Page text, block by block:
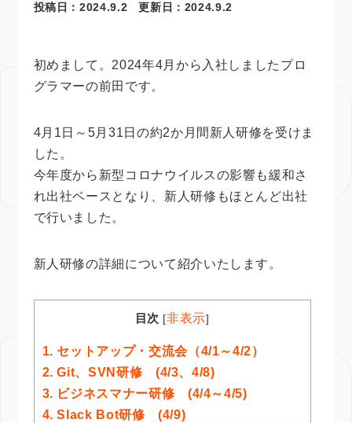
投稿日：2024.9.2 更新日： 2024.9.2
初めまして。2024年4月から入社しましたプロ
グラマーの前田です。
4月1日～5月31日の約2か月間新人研修を受けま
した。
今年度から新型コロナウイルスの影響も緩和さ
れ出社ベースとなり、新人研修もほとんど出社
で行いました。
新人研修の詳細について紹介いたします。
目次 [非表示]
1. セットアップ・交流会（4/1～4/2）
2. Git、SVN研修 (4/3、4/8)
3. ビジネスマナー研修 (4/4～4/5)
4. Slack Bot研修 (4/9)